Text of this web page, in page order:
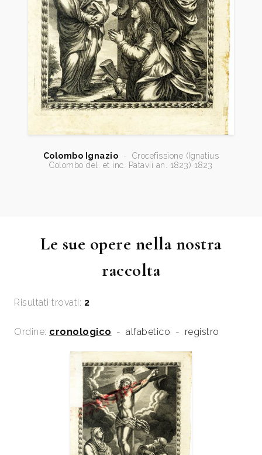
Colombo Ignazio -
Crocefissione (Ignatius
Colombo del. et inc. Patavii an. 1823) 1823
Le sue opere nella nostra
raccolta
Risultati trovati: 2
Ordine: cronologico - alfabetico - registro